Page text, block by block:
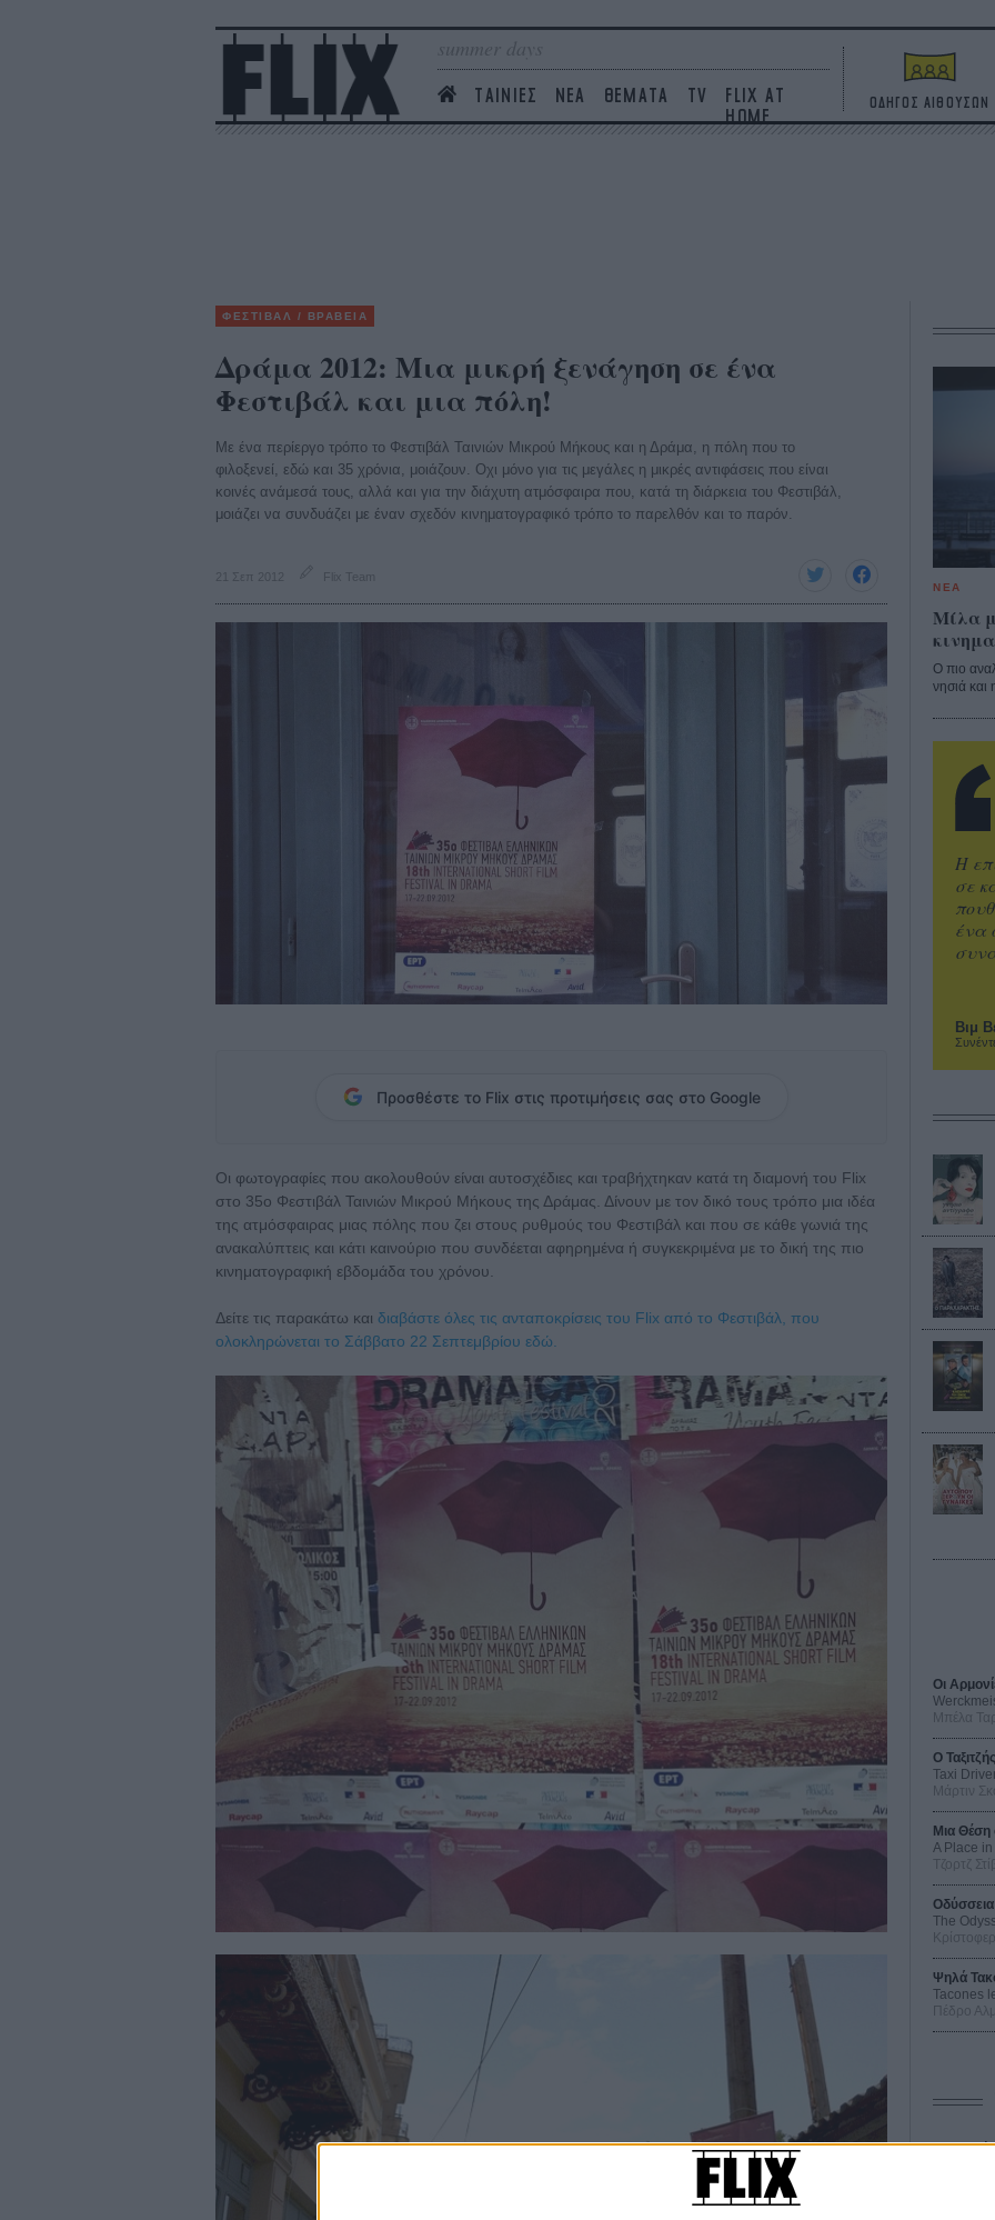
summer days
ΤΑΙΝΙΕΣ ΝΕΑ ΘΕΜΑΤΑ TV
FLIX AT
HOME
ΟΔΗΓΟΣ ΑΙΘΟΥΣΩΝ
ΦΕΣΤΙΒΑΛ / ΒΡΑΒΕΙΑ
Δράμα 2012: Μια μικρή ξενάγηση σε ένα
Φεστιβάλ και μια πόλη!
Με ένα περίεργο τρόπο τo Φεστιβάλ Ταινιών Μικρού Μήκους και η Δράμα, η πόλη που το
φιλοξενεί, εδώ και 35 χρόνια, μοιάζουν. Οχι μόνο για τις μεγάλες η μικρές αντιφάσεις που είναι
κοινές ανάμεσά τους, αλλά και για την διάχυτη ατμόσφαιρα που, κατά τη διάρκεια του Φεστιβάλ,
μοιάζει να συνδυάζει με έναν σχεδόν κινηματογραφικό τρόπο το παρελθόν και το παρόν.
21 Σεπ 2012 Flix Team
Προσθέστε το Flix στις προτιμήσεις σας στο Google
Οι φωτογραφίες που ακολουθούν είναι αυτοσχέδιες και τραβήχτηκαν κατά τη διαμονή του Flix
στο 35ο Φεστιβάλ Ταινιών Μικρού Μήκους της Δράμας. Δίνουν με τον δικό τους τρόπο μια ιδέα
της ατμόσφαιρας μιας πόλης που ζει στους ρυθμούς του Φεστιβάλ και που σε κάθε γωνιά της
ανακαλύπτεις και κάτι καινούριο που συνδέεται αφηρημένα ή συγκεκριμένα με το δική της πιο
κινηματογραφική εβδομάδα του χρόνου.
Δείτε τις παρακάτω και διαβάστε όλες τις ανταποκρίσεις του Flix από το Φεστιβάλ, που
ολοκληρώνεται το Σάββατο 22 Σεπτεμβρίου εδώ.
ΝΕΑ
Μίλα
Ο πιο
νησιά και
Βιμ
Η
σε
ένα
Οι
Μπέλα
O Ταξιτζής
Taxi
Μάρτιν
Μια Θέση
A Place
Τζορτζ
Οδύσσεια
The
Ψηλά
Tacones
Πέδρο